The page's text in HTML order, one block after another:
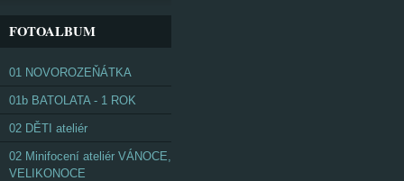
FOTOALBUM
01 NOVOROZEŇÁTKA
01b BATOLATA - 1 ROK
02 DĚTI ateliér
02 Minifocení ateliér VÁNOCE,
VELIKONOCE